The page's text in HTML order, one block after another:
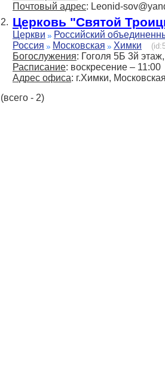
Почтовый адрес: Leonid-
2. Церковь "Святой
Церкви
Российский
Россия
Московская Химки
Богослужения: Гоголя 5Б 3й
Расписание: воскресение – 11:00
Адрес офиса: г.Химки,
(всего - 2)